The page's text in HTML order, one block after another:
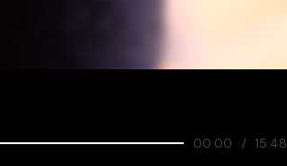
00:00 / 15:48